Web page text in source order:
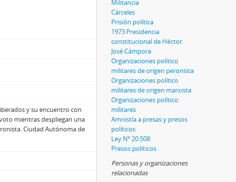
y su encuentro con
mientras despliegan una
Ciudad Autónoma de
Militancia
Cárceles
Prisión política
1973 Presidencia
constitucional de Héctor
José Cámpora
Organizaciones político
militares de origen peronista
Organizaciones político
militares de origen marxista
Organizaciones político
militares
Amnistía a presas y presos
políticos
Ley Nº 20.508
Presos políticos
Personas y organizaciones
relacionadas